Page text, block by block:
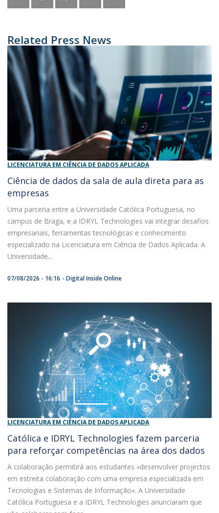
Related Press News
LICENCIATURA EM CIÊNCIA DE DADOS APLICADA
Ciência de dados da sala de aula direta para as
empresas
Uma parceria entre a Universidade Católica Portuguesa, no
campus de Braga, e a IDRYL Technologies vai integrar desafios
empresariais, ferramentas tecnológicas e conhecimento
especializado na Licenciatura em Ciência de Dados Aplicada. A
Universidade...
07/08/2026 - 16:16 Digital Inside Online
LICENCIATURA EM CIÊNCIA DE DADOS APLICADA
Católica e IDRYL Technologies fazem parceria
para reforçar competências na área dos dados
A colaboração permitirá aos estudantes «desenvolver projectos
em estreita colaboração com uma empresa especializada em
Tecnologias e Sistemas de Informação». A Universidade
Católica Portuguesa e a IDRYL Technologies anunciaram que